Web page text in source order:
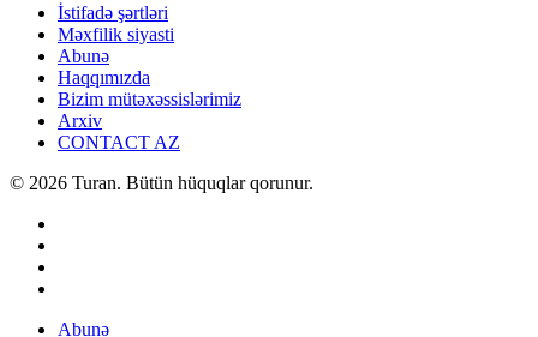
İstifadə şərtləri
Məxfilik siyasti
Abunə
Haqqımızda
Bizim mütəxəssislərimiz
Arxiv
CONTACT AZ
© 2026 Turan. Bütün hüquqlar qorunur.
Abunə